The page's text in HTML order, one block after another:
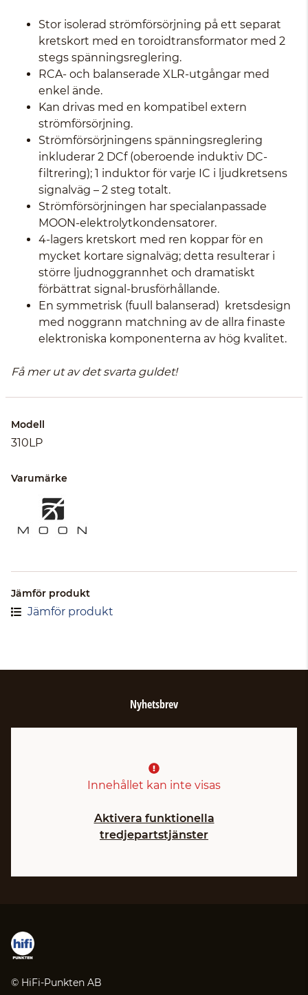
Stor isolerad strömförsörjning på ett separat
kretskort med en toroidtransformator med 2
stegs spänningsreglering.
RCA- och balanserade XLR-utgångar med
enkel ände.
Kan drivas med en kompatibel extern
strömförsörjning.
Strömförsörjningens spänningsreglering
inkluderar 2 DCf (oberoende induktiv DC-
filtrering); 1 induktor för varje IC i ljudkretsens
signalväg – 2 steg totalt.
Strömförsörjningen har specialanpassade
MOON-elektrolytkondensatorer.
4-lagers kretskort med ren koppar för en
mycket kortare signalväg; detta resulterar i
större ljudnoggrannhet och dramatiskt
förbättrat signal-brusförhållande.
En symmetrisk (fuull balanserad) kretsdesign
med noggrann matchning av de allra finaste
elektroniska komponenterna av hög kvalitet.
Få mer ut av det svarta guldet!
Modell
310LP
Varumärke
Jämför produkt
Jämför produkt
Nyhetsbrev
Innehållet kan inte visas
Aktivera funktionella
tredjepartstjänster
© HiFi-Punkten AB